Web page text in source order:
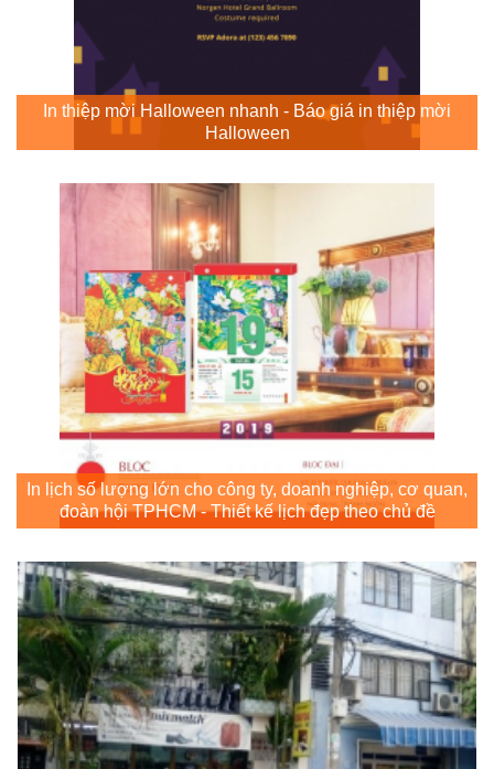
In thiệp mời Halloween nhanh - Báo giá in thiệp mời
Halloween
In lịch số lượng lớn cho công ty, doanh nghiệp, cơ quan,
đoàn hội TPHCM - Thiết kế lịch đẹp theo chủ đề